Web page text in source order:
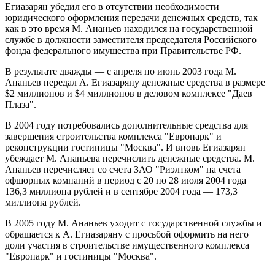
Егиазарян убедил его в отсутствии необходимости
юридического оформления передачи денежных средств, так
как в это время М. Ананьев находился на государственной
службе в должности заместителя председателя Российского
фонда федерального имущества при Правительстве РФ.
В результате дважды — с апреля по июнь 2003 года М.
Ананьев передал А. Егиазаряну денежные средства в размере
$2 миллионов и $4 миллионов в деловом комплексе "Даев
Плаза".
В 2004 году потребовались дополнительные средства для
завершения строительства комплекса "Европарк" и
реконструкции гостиницы "Москва". И вновь Егиазарян
убеждает М. Ананьева перечислить денежные средства. М.
Ананьев перечисляет со счета ЗАО "Риэлтком" на счета
офшорных компаний в период с 20 по 28 июля 2004 года
136,3 миллиона рублей и в сентябре 2004 года — 173,3
миллиона рублей.
В 2005 году М. Ананьев уходит с государственной службы и
обращается к А. Егиазаряну с просьбой оформить на него
доли участия в строительстве имущественного комплекса
"Европарк" и гостиницы "Москва".